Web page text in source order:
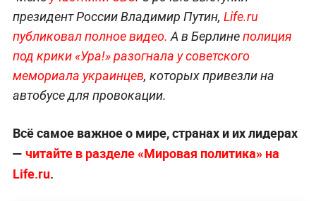
президент России Владимир Путин, Life.ru
публиковал полное видео. А в Берлинеполиция
под крики «Ура!» разогнала у советского
мемориала украинцев, которых привезли на
автобусе для провокации.
Всё самое важное о мире, странах и их лидерах
— читайте в разделе «Мировая политика» на
Life.ru.